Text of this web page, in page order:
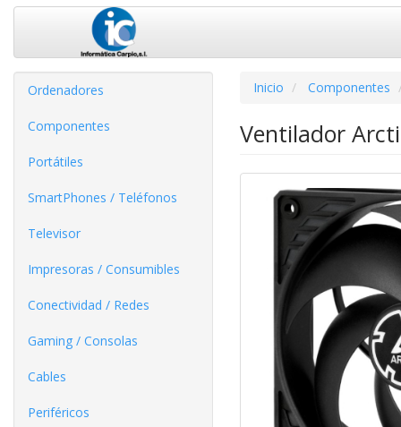
Ordenadores
Componentes
Portátiles
SmartPhones / Teléfonos
Televisor
Impresoras / Consumibles
Conectividad / Redes
Gaming / Consolas
Cables
Periféricos
Inicio Componentes
Ventilador